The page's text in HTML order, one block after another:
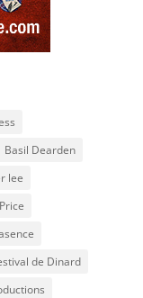
Basil Dearden
lee
de Dinard